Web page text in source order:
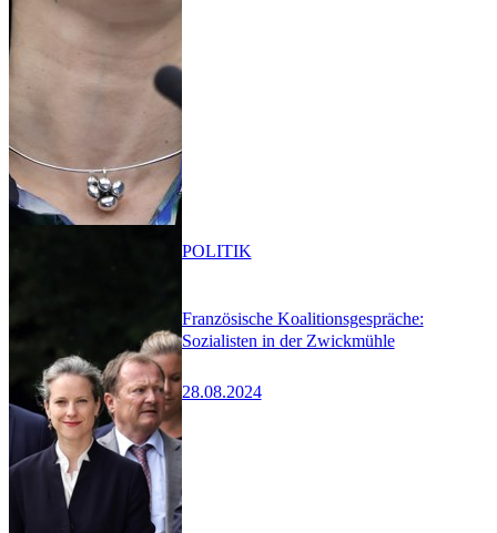
Französische Koalitionsgespräche:
Sozialisten in der Zwickmühle
28.08.2024
POLITIK